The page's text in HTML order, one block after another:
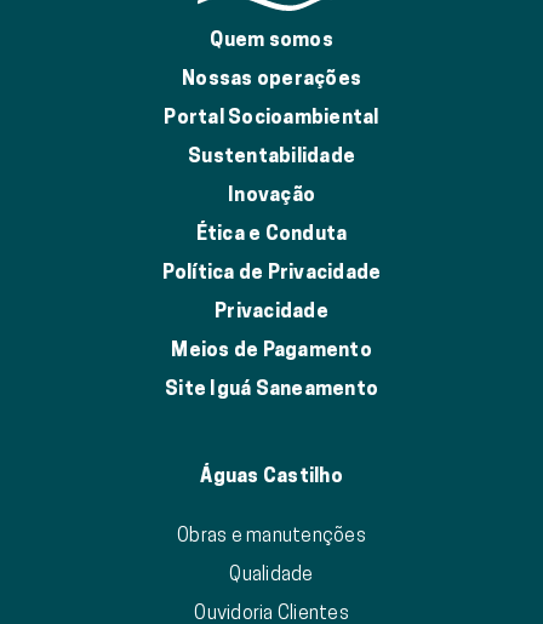
Quem somos
Nossas operações
Portal Socioambiental
Sustentabilidade
Inovação
Ética e Conduta
Política de Privacidade
Privacidade
Meios de Pagamento
Site Iguá Saneamento
Águas Castilho
Obras e manutenções
Qualidade
Ouvidoria Clientes